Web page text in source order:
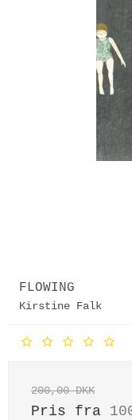
FLOWING
Kirstine Falk
200,00 DKK
Pris fra